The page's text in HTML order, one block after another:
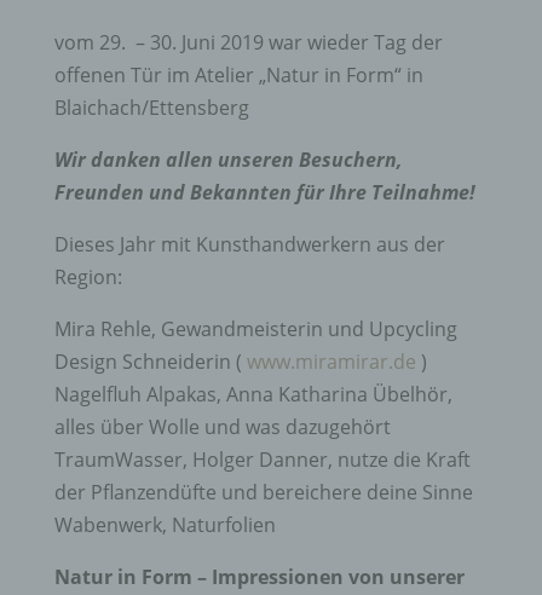
vom 29. – 30. Juni 2019 war wieder Tag der
offenen Tür im Atelier „Natur in Form“ in
Blaichach/Ettensberg
Wir danken allen unseren Besuchern,
Freunden und Bekannten für Ihre Teilnahme!
Dieses Jahr mit Kunsthandwerkern aus der
Region:
Mira Rehle, Gewandmeisterin und Upcycling
Design Schneiderin ( www.miramirar.de )
Nagelfluh Alpakas, Anna Katharina Übelhör,
alles über Wolle und was dazugehört
TraumWasser, Holger Danner, nutze die Kraft
der Pflanzendüfte und bereichere deine Sinne
Wabenwerk, Naturfolien
Natur in Form – Impressionen von unserer